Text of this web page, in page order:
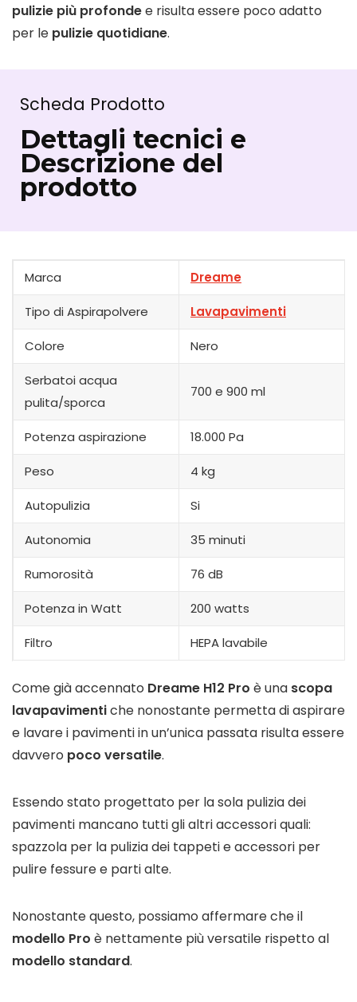
pulizie più profondee risulta essere poco adatto
per le pulizie quotidiane.
Scheda Prodotto
Dettagli tecnici e
Descrizione del
prodotto
Marca Dreame
Tipo di Aspirapolvere Lavapavimenti
Colore Nero
Serbatoi acqua
pulita/sporca
700 e 900 ml
Potenza aspirazione 18.000 Pa
Peso 4 kg
Autopulizia Si
Autonomia 35 minuti
Rumorosità 76 dB
Potenza in Watt 200 watts
Filtro HEPA lavabile
Come già accennato Dreame H12 Pro è una scopa
lavapavimentiche nonostante permetta di aspirare
e lavare i pavimenti in un’unica passata risulta essere
davvero poco versatile.
Essendo stato progettato per la sola pulizia dei
pavimenti mancano tutti gli altri accessori quali:
spazzola per la pulizia dei tappeti e accessori per
pulire fessure e parti alte.
Nonostante questo, possiamo affermare che il
modello Pro è nettamente più versatile rispetto al
modello standard.